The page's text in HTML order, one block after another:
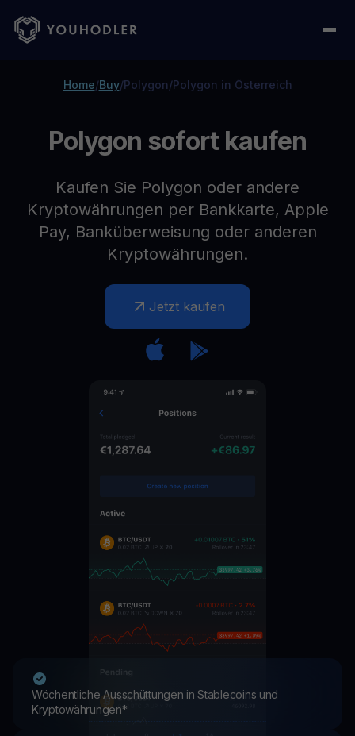
Home/Buy/Polygon/Polygon in Österreich
Polygon sofort kaufen
Kaufen Sie Polygon oder andere
Kryptowährungen per Bankkarte, Apple
Pay, Banküberweisung oder anderen
Kryptowährungen.
Jetzt kaufen
Wöchentliche Ausschüttungen in Stablecoins und
Kryptowährungen*